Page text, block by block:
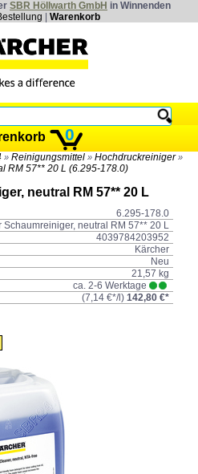
SBR Höllwarth GmbH in Winnenden
Warenkorb
0
» Reinigungsmittel » Hochdruckreiniger»
RM 57** 20 L (6.295-178.0)
neutral RM 57** 20 L
6.295-178.0
Schaumreiniger, neutral RM 57** 20 L
4039784203952
Kärcher
Neu
21,57 kg
ca. 2-6 Werktage
(7,14 €*/l) 142,80 €*